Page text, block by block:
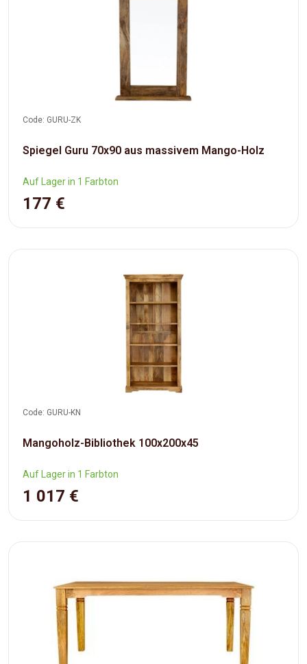
Code: GURU-ZK
Spiegel Guru 70x90 aus massivem Mango-Holz
Auf Lager in 1 Farbton
177 €
Code: GURU-KN
Mangoholz-Bibliothek 100x200x45
Auf Lager in 1 Farbton
1 017 €